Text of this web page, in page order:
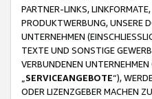
PARTNER-LINKS,
PRODUKTWERBUNG, UNSERE
UNTERNEHMEN
TEXTE UND SONSTIGE
VERBUNDENEN
SERVICEANGEBOTE“),
ODER LIZENZGEBER MACHEN